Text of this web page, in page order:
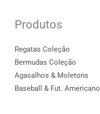
Produtos
Regatas Coleção
Bermudas Coleção
Agasalhos & Moletons
Baseball & Fut. Americano